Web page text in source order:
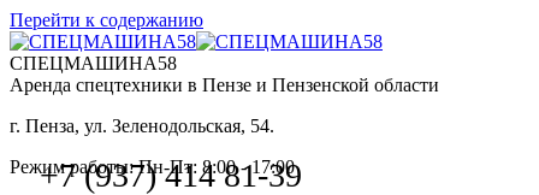
Перейти к содержанию
СПЕЦМАШИНА58
Аренда спецтехники в Пензе и Пензенской области
г. Пенза, ул. Зеленодольская, 54.
Режим работы: Пн-Пт: 8:00 - 17:00
+7 (937) 414 81-39